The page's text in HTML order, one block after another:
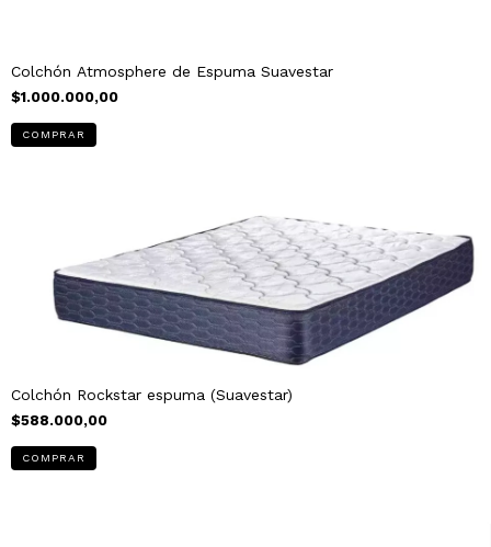
Colchón Atmosphere de Espuma Suavestar
$1.000.000,00
COMPRAR
Colchón Rockstar espuma (Suavestar)
$588.000,00
COMPRAR